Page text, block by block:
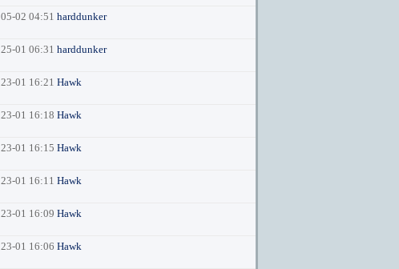
05-02 04:51 harddunker
25-01 06:31 harddunker
23-01 16:21 Hawk
23-01 16:18 Hawk
23-01 16:15 Hawk
23-01 16:11 Hawk
23-01 16:09 Hawk
23-01 16:06 Hawk